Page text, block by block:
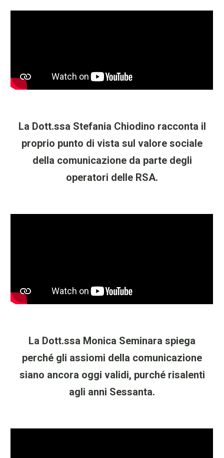
La Dott.ssa Stefania Chiodino racconta il
proprio punto di vista sul valore sociale
della comunicazione da parte degli
operatori delle RSA.
La Dott.ssa Monica Seminara spiega
perché gli assiomi della comunicazione
siano ancora oggi validi, purché risalenti
agli anni Sessanta.